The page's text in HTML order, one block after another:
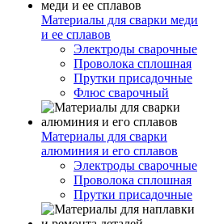
Материалы для сварки меди
и ее сплавов
Электроды сварочные
Проволока сплошная
Прутки присадочные
Флюс сварочный
Материалы для сварки
алюминия и его сплавов
Электроды сварочные
Проволока сплошная
Прутки присадочные